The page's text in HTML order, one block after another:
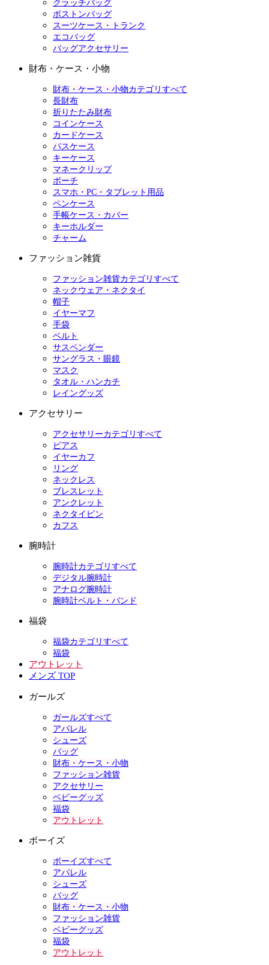
クラッチバッグ
ボストンバッグ
スーツケース・トランク
エコバッグ
バッグアクセサリー
財布・ケース・小物
財布・ケース・小物カテゴリすべて
長財布
折りたたみ財布
コインケース
カードケース
パスケース
キーケース
マネークリップ
ポーチ
スマホ・PC・タブレット用品
ペンケース
手帳ケース・カバー
キーホルダー
チャーム
ファッション雑貨
ファッション雑貨カテゴリすべて
ネックウェア・ネクタイ
帽子
イヤーマフ
手袋
ベルト
サスペンダー
サングラス・眼鏡
マスク
タオル・ハンカチ
レイングッズ
アクセサリー
アクセサリーカテゴリすべて
ピアス
イヤーカフ
リング
ネックレス
ブレスレット
アンクレット
ネクタイピン
カフス
腕時計
腕時計カテゴリすべて
デジタル腕時計
アナログ腕時計
腕時計ベルト・バンド
福袋
福袋カテゴリすべて
福袋
アウトレット
メンズ TOP
ガールズ
ガールズすべて
アパレル
シューズ
バッグ
財布・ケース・小物
ファッション雑貨
アクセサリー
ベビーグッズ
福袋
アウトレット
ボーイズ
ボーイズすべて
アパレル
シューズ
バッグ
財布・ケース・小物
ファッション雑貨
ベビーグッズ
福袋
アウトレット